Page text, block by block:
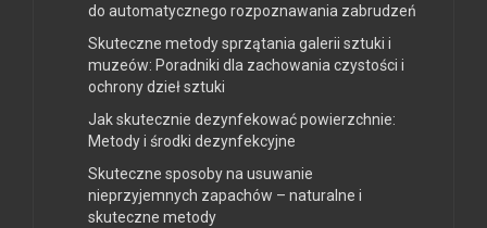
do automatycznego rozpoznawania zabrudzeń
Skuteczne metody sprzątania galerii sztuki i
muzeów: Poradniki dla zachowania czystości i
ochrony dzieł sztuki
Jak skutecznie dezynfekować powierzchnie:
Metody i środki dezynfekcyjne
Skuteczne sposoby na usuwanie
nieprzyjemnych zapachów – naturalne i
skuteczne metody